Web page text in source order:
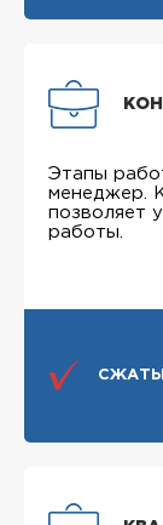
Этапы
менеджер.
позволяет
работы.